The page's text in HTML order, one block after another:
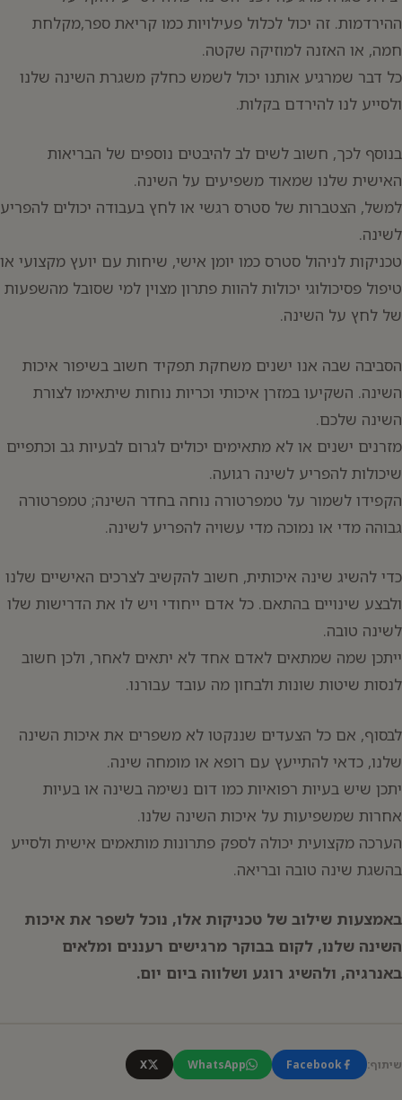
ההירדמות. זה יכול לכלול פעילויות כמו קריאת ספר,מקלחת
חמה, או האזנה למוזיקה שקטה.
כל דבר שמרגיע אותנו יכול לשמש כחלק משגרת השינה שלנו
ולסייע לנו להירדם בקלות.
בנוסף לכך, חשוב לשים לב להיבטים נוספים של הבריאות
האישית שלנו שמאוד משפיעים על השינה.
למשל, הצטברות של סטרס רגשי או לחץ בעבודה יכולים להפריע
לשינה.
טכניקות לניהול סטרס כמו יומן אישי, שיחות עם יועץ מקצועי או
טיפול פסיכולוגי יכולות להוות פתרון מצוין למי שסובל מהשפעות
של לחץ על השינה.
הסביבה שבה אנו ישנים משחקת תפקיד חשוב בשיפור איכות
השינה. השקיעו במזרן איכותי וכריות נוחות שיתאימו לצורת
השינה שלכם.
מזרנים ישנים או לא מתאימים יכולים לגרום לבעיות גב וכתפיים
שיכולות להפריע לשינה רגועה.
הקפידו לשמור על טמפרטורה נוחה בחדר השינה; טמפרטורה
גבוהה מדי או נמוכה מדי עשויה להפריע לשינה.
כדי להשיג שינה איכותית, חשוב להקשיב לצרכים האישיים שלנו
ולבצע שינויים בהתאם. כל אדם ייחודי ויש לו את הדרישות שלו
לשינה טובה.
ייתכן שמה שמתאים לאדם אחד לא יתאים לאחר, ולכן חשוב
לנסות שיטות שונות ולבחון מה עובד עבורנו.
לבסוף, אם כל הצעדים שננקטו לא משפרים את איכות השינה
שלנו, כדאי להתייעץ עם רופא או מומחה שינה.
יתכן שיש בעיות רפואיות כמו דום נשימה בשינה או בעיות
אחרות שמשפיעות על איכות השינה שלנו.
הערכה מקצועית יכולה לספק פתרונות מותאמים אישית ולסייע
בהשגת שינה טובה ובריאה.
באמצעות שילוב של טכניקות אלו, נוכל לשפר את איכות
השינה שלנו, לקום בבוקר מרגישים רעננים ומלאים
באנרגיה, ולהשיג רוגע ושלווה ביום יום.
שיתוף: Facebook
WhatsApp
X